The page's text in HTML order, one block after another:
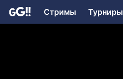
Стримы Турниры